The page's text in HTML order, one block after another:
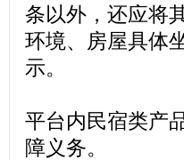
条以外，还应将
环境、房屋具体
示。
平台内民宿类产
障义务。